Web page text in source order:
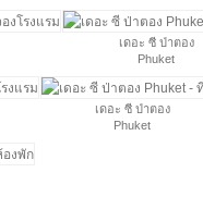
เดอะ ซี ป่าตอง
Phuket
เดอะ ซี ป่าตอง
Phuket